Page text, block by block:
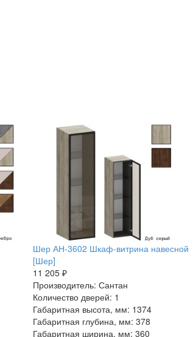
Шер АН-3602 Шкаф-витрина навесной
[Шер]
11 205 ₽
Производитель: Сантан
Количество дверей: 1
Габаритная высота, мм: 1374
Габаритная глубина, мм: 378
Габаритная ширина, мм: 360